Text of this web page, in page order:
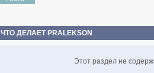
ЧТО ДЕЛАЕТ PRALEKSON
Этот раздел не